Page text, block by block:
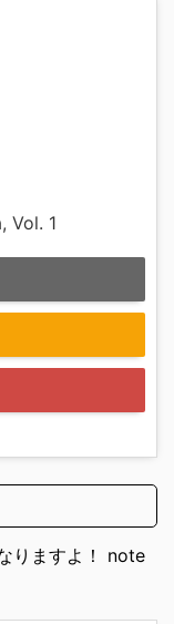
Vol. 1
りますよ！ note